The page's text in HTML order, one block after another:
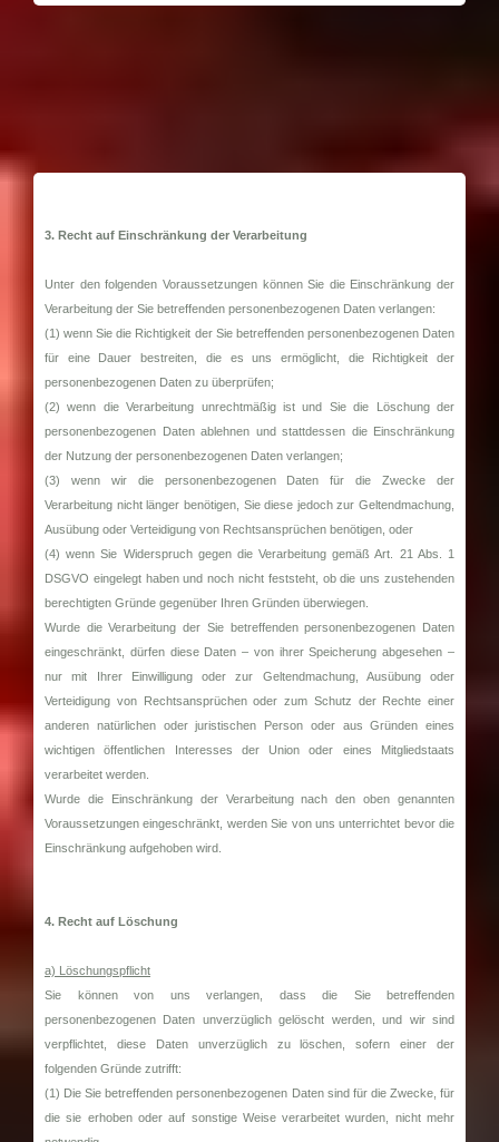
3. Recht auf Einschränkung der Verarbeitung
Unter den folgenden Voraussetzungen können Sie die Einschränkung der
Verarbeitung der Sie betreffenden personenbezogenen Daten verlangen:
(1) wenn Sie die Richtigkeit der Sie betreffenden personenbezogenen Daten
für eine Dauer bestreiten, die es uns ermöglicht, die Richtigkeit der
personenbezogenen Daten zu überprüfen;
(2) wenn die Verarbeitung unrechtmäßig ist und Sie die Löschung der
personenbezogenen Daten ablehnen und stattdessen die Einschränkung
der Nutzung der personenbezogenen Daten verlangen;
(3) wenn wir die personenbezogenen Daten für die Zwecke der
Verarbeitung nicht länger benötigen, Sie diese jedoch zur Geltendmachung,
Ausübung oder Verteidigung von Rechtsansprüchen benötigen, oder
(4) wenn Sie Widerspruch gegen die Verarbeitung gemäß Art. 21 Abs. 1
DSGVO eingelegt haben und noch nicht feststeht, ob die uns zustehenden
berechtigten Gründe gegenüber Ihren Gründen überwiegen.
Wurde die Verarbeitung der Sie betreffenden personenbezogenen Daten
eingeschränkt, dürfen diese Daten – von ihrer Speicherung abgesehen –
nur mit Ihrer Einwilligung oder zur Geltendmachung, Ausübung oder
Verteidigung von Rechtsansprüchen oder zum Schutz der Rechte einer
anderen natürlichen oder juristischen Person oder aus Gründen eines
wichtigen öffentlichen Interesses der Union oder eines Mitgliedstaats
verarbeitet werden.
Wurde die Einschränkung der Verarbeitung nach den oben genannten
Voraussetzungen eingeschränkt, werden Sie von uns unterrichtet bevor die
Einschränkung aufgehoben wird.
4. Recht auf Löschung
a) Löschungspflicht
Sie können von uns verlangen, dass die Sie betreffenden
personenbezogenen Daten unverzüglich gelöscht werden, und wir sind
verpflichtet, diese Daten unverzüglich zu löschen, sofern einer der
folgenden Gründe zutrifft:
(1) Die Sie betreffenden personenbezogenen Daten sind für die Zwecke, für
die sie erhoben oder auf sonstige Weise verarbeitet wurden, nicht mehr